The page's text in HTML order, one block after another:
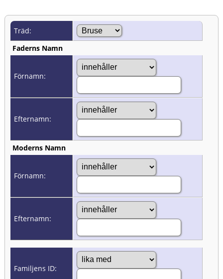
Träd:
Faderns Namn
Förnamn:
Efternamn:
Moderns Namn
Förnamn:
Efternamn:
Familjens ID: